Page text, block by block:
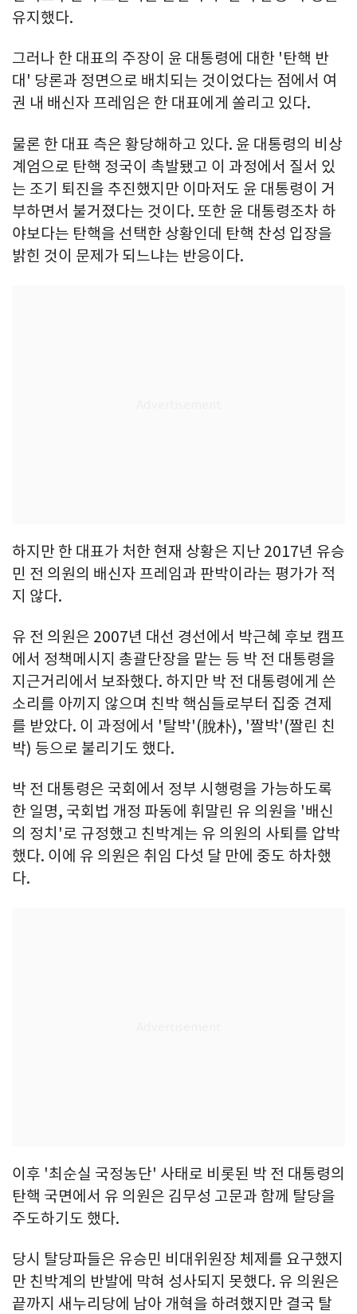
유지했다.
그러나 한 대표의 주장이 윤 대통령에 대한 '탄핵 반
대' 당론과 정면으로 배치되는 것이었다는 점에서 여
권 내 배신자 프레임은 한 대표에게 쏠리고 있다.
물론 한 대표 측은 황당해하고 있다. 윤 대통령의 비상
계엄으로 탄핵 정국이 촉발됐고 이 과정에서 질서 있
는 조기 퇴진을 추진했지만 이마저도 윤 대통령이 거
부하면서 불거졌다는 것이다. 또한 윤 대통령조차 하
야보다는 탄핵을 선택한 상황인데 탄핵 찬성 입장을
밝힌 것이 문제가 되느냐는 반응이다.
하지만 한 대표가 처한 현재 상황은 지난 2017년 유승
민 전 의원의 배신자 프레임과 판박이라는 평가가 적
지 않다.
유 전 의원은 2007년 대선 경선에서 박근혜 후보 캠프
에서 정책메시지 총괄단장을 맡는 등 박 전 대통령을
지근거리에서 보좌했다. 하지만 박 전 대통령에게 쓴
소리를 아끼지 않으며 친박 핵심들로부터 집중 견제
를 받았다. 이 과정에서 '탈박'(脫朴), '짤박'(짤린 친
박) 등으로 불리기도 했다.
박 전 대통령은 국회에서 정부 시행령을 가능하도록
한 일명, 국회법 개정 파동에 휘말린 유 의원을 '배신
의 정치'로 규정했고 친박계는 유 의원의 사퇴를 압박
했다. 이에 유 의원은 취임 다섯 달 만에 중도 하차했
다.
이후 '최순실 국정농단' 사태로 비롯된 박 전 대통령의
탄핵 국면에서 유 의원은 김무성 고문과 함께 탈당을
주도하기도 했다.
당시 탈당파들은 유승민 비대위원장 체제를 요구했지
만 친박계의 반발에 막혀 성사되지 못했다. 유 의원은
끝까지 새누리당에 남아 개혁을 하려했지만 결국 탈